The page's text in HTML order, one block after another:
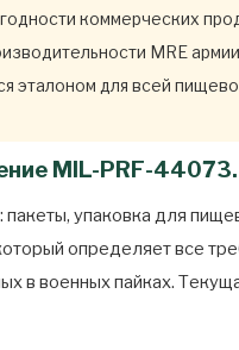
коммерческих
MRE
эталоном для всей
MIL-PRF-44073.
упаковка для
определяет все
в военных пайках.